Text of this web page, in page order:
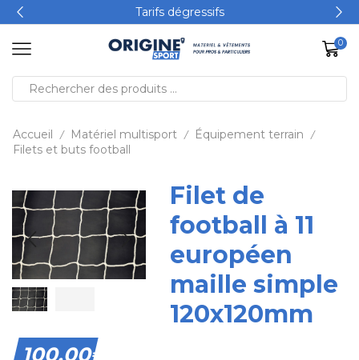
Tarifs dégressifs
0
Accueil / Matériel multisport / Équipement terrain /
Filets et buts football
Filet de
football à 11
européen
maille simple
120x120mm
100,00€